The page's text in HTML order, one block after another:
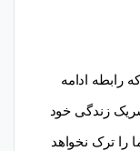
رابطه ادامه
زندگی خود
را ترک نخواهد